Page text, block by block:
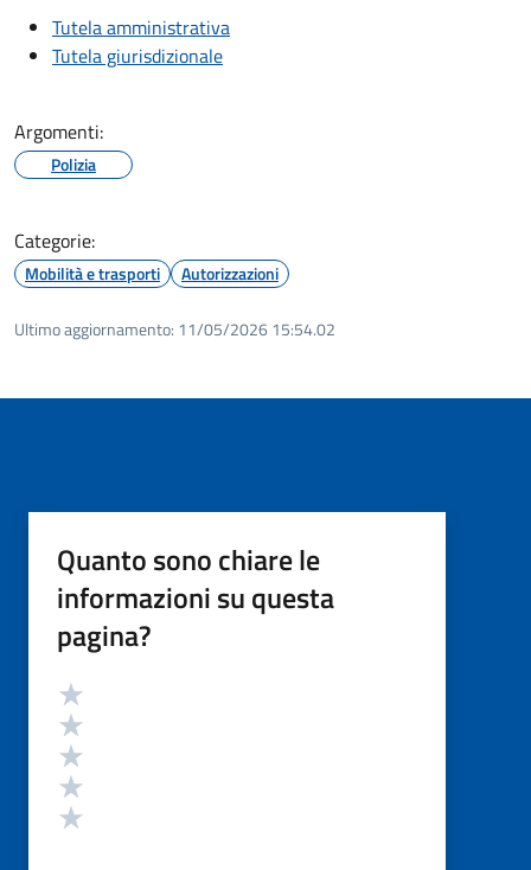
Tutela amministrativa
Tutela giurisdizionale
Argomenti:
Polizia
Categorie:
Mobilità e trasporti Autorizzazioni
Ultimo aggiornamento: 11/05/2026 15:54.02
Quanto sono chiare le
informazioni su questa
pagina?
Valutazione